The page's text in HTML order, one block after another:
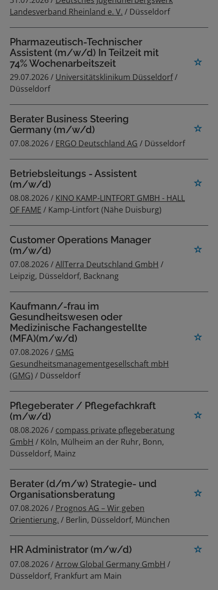
Landesverband Rheinland e. V. / Düsseldorf
Pharmazeutisch-Technischer
Assistent (m/w/d) In Teilzeit mit
74% Wochenarbeitszeit
29.07.2026 / Universitätsklinikum Düsseldorf/
Düsseldorf
Berater Business Steering
Germany (m/w/d)
07.08.2026 / ERGO Deutschland AG / Düsseldorf
Betriebsleitungs - Assistent
(m/w/d)
08.08.2026 / KINO KAMP-LINTFORT GMBH - HALL
OF FAME / Kamp-Lintfort (Nähe Duisburg)
Customer Operations Manager
(m/w/d)
07.08.2026 /AllTerra Deutschland GmbH /
Leipzig, Düsseldorf, Backnang
Kaufmann/-frau im
Gesundheitswesen oder
Medizinische Fachangestellte
(MFA)(m/w/d)
07.08.2026 / GMG
Gesundheitsmanagementgesellschaft mbH
(GMG) / Düsseldorf
Pflegeberater / Pflegefachkraft
(m/w/d)
08.08.2026 / compass private pflegeberatung
GmbH / Köln, Mülheim an der Ruhr, Bonn,
Düsseldorf, Mainz
Berater (d/m/w) Strategie- und
Organisationsberatung
07.08.2026 / Prognos AG – Wir geben
Orientierung. / Berlin, Düsseldorf, München
HR Administrator (m/w/d)
07.08.2026 /Arrow Global Germany GmbH /
Düsseldorf, Frankfurt am Main